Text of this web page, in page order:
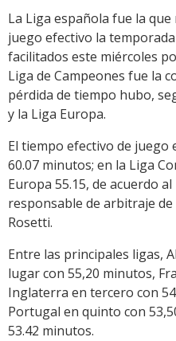
La Liga española fue la
juego efectivo la
facilitados este miércoles
Liga de Campeones fue la
pérdida de tiempo hubo,
y la Liga Europa.
El tiempo efectivo de juego
60.07 minutos; en la Liga
Europa 55.15, de acuerdo
responsable de arbitraje
Rosetti.
Entre las principales ligas,
lugar con 55,20 minutos,
Inglaterra en tercero con
Portugal en quinto con
53.42 minutos.